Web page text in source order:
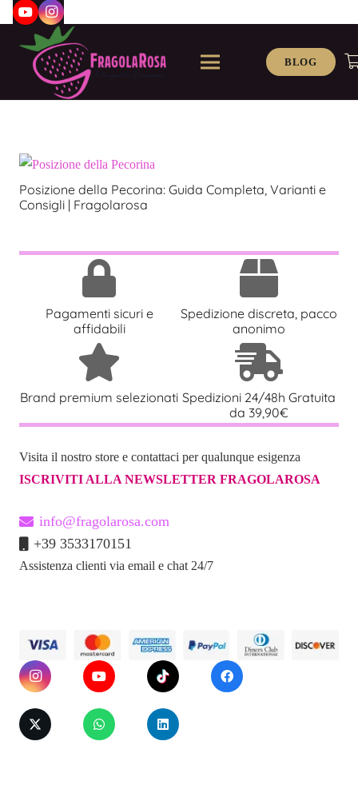
BLOG
Posizione della Pecorina: Guida Completa, Varianti e
Consigli | Fragolarosa
Pagamenti sicuri e
affidabili
Spedizione discreta, pacco
anonimo
Brand premium selezionati Spedizioni 24/48h Gratuita
da 39,90€
Visita il nostro store e contattaci per qualunque esigenza
ISCRIVITI ALLA NEWSLETTER FRAGOLAROSA
info@fragolarosa.com
+39 3533170151
Assistenza clienti via email e chat 24/7